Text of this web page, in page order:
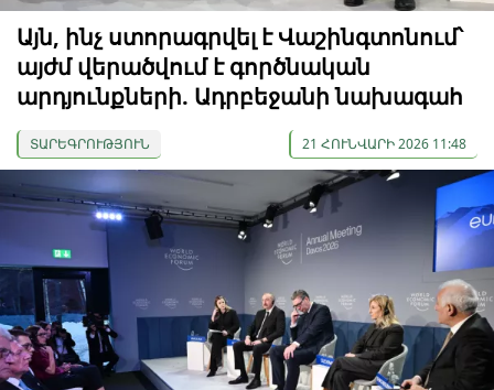
Այն, ինչ ստորագրվել է Վաշինգտոնում՝
այժմ վերածվում է գործնական
արդյունքների. Ադրբեջանի նախագահ
ՏԱՐԵԳՐՈՒԹՅՈՒՆ 21 ՀՈՒՆՎԱՐԻ 2026 11:48